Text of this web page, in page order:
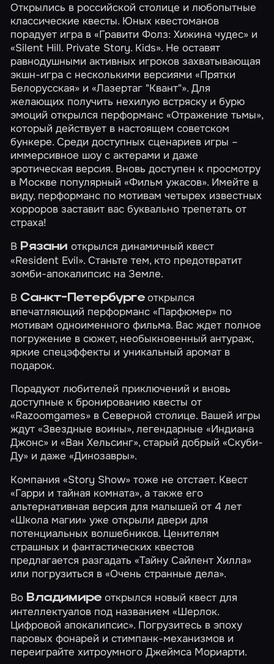
Открылись в российской столице и любопытные
классические квесты. Юных квестоманов
порадует игра в«Гравити Фолз: Хижина чудес» и
«Silent Hill. Private Story. Kids». Не оставят
равнодушными активных игроков захватывающая
экшн-игра с несколькими версиями«Прятки
Белорусская» и«Лазертаг "Квант"». Для
желающих получить нехилую встряску и бурю
эмоций открылся перформанс«Отражение тьмы»,
который действует в настоящем советском
бункере. Среди доступных сценариев игры –
иммерсивное шоу с актерами и даже
эротическая версия. Вновь доступен к просмотру
в Москве популярный«Фильм ужасов». Имейте в
виду, перформанс по мотивам четырех известных
хорроров заставит вас буквально трепетать от
страха!
В Рязани открылся динамичный квест
«Resident Evil». Станьте тем, кто предотвратит
зомби-апокалипсис на Земле.
В Санкт-Петербургеоткрылся
впечатляющий перформанс«Парфюмер» по
мотивам одноименного фильма. Вас ждет полное
погружение в сюжет, необыкновенный антураж,
яркие спецэффекты и уникальный аромат в
подарок.
Порадуют любителей приключений и вновь
доступные к бронированию квесты от
«Razoomgames» в Северной столице. Вашей игры
ждут«Звездные воины», легендарные«Индиана
Джонс» и«Ван Хельсинг», старый добрый«Скуби-
Ду» и даже«Динозавры».
Компания «Story Show» тоже не отстает. Квест
«Гарри и тайная комната», а также его
альтернативная версия для малышей от 4 лет
«Школа магии» уже открыли двери для
потенциальных волшебников. Ценителям
страшных и фантастических квестов
предлагается разгадать«Тайну Сайлент Хилла»
или погрузиться в«Очень странные дела».
Во Владимире открылся новый квест для
интеллектуалов под названием«Шерлок.
Цифровой апокалипсис». Погрузитесь в эпоху
паровых фонарей и стимпанк-механизмов и
переиграйте хитроумного Джеймса Мориарти.